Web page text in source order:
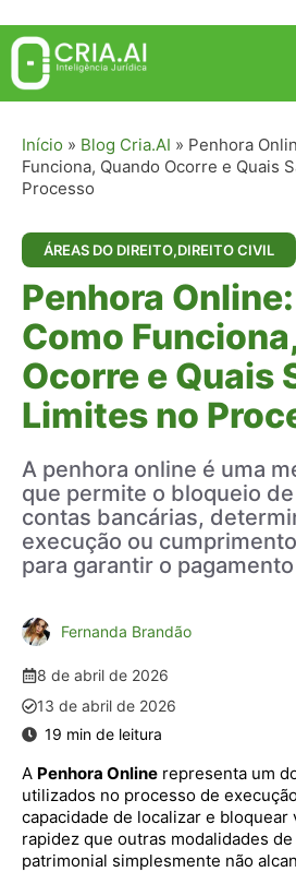
Pular
para
conteúdo
Início » Blog Cria.AI » Penhora
Funciona, Quando Ocorre e Quais
Processo
ÁREAS DO DIREITO,DIREITO CIVIL
Penhora Online:
Como
Ocorre e Quais
Limites no
A penhora online é uma
que permite o bloqueio
contas bancárias,
execução ou
para garantir o
Fernanda Brandão
8 de abril de 2026
13 de abril de 2026
A Penhora Online representa um
utilizados no processo de
capacidade de localizar e bloquear
rapidez que outras modalidades
patrimonial simplesmente não